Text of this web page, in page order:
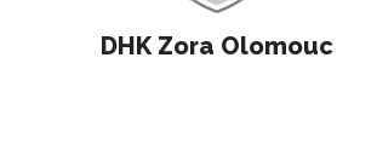
DHK Zora Olomouc